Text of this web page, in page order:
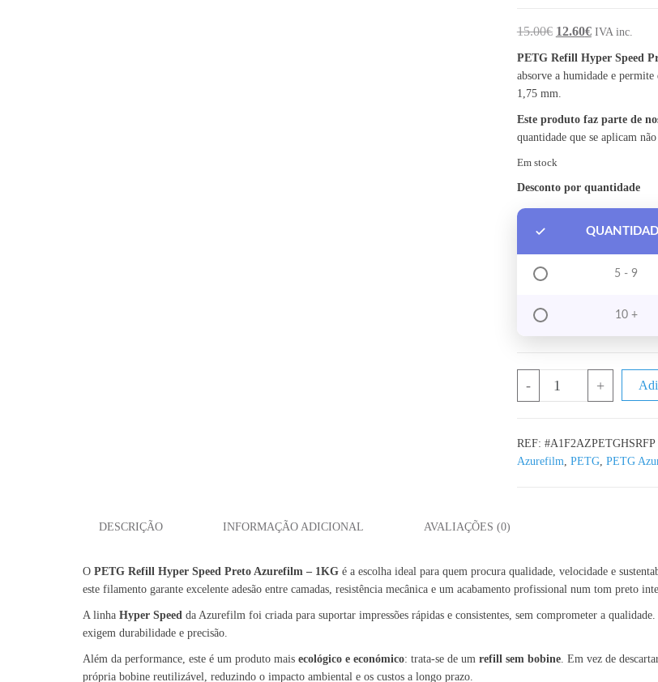
15.00€ O preço original
12.60€O preço
IVA inc.
PETG Refill Hyper Speed
absorve a humidade e
1,75 mm.
Este produto faz parte de
quantidade que se aplicam
Em stock
Desconto por quantidade
5 - 9
10 +
- +
REF: #A1F2AZPETGHSRFP
Azurefilm, PETG, PETG
DESCRIÇÃO INFORMAÇÃO ADICIONAL AVALIAÇÕES (0)
O PETG Refill Hyper Speed Preto Azurefilm – 1KG é a escolha ideal para quem procura qualidade, velocidade e
este filamento garante excelente adesão entre camadas, resistência mecânica e um acabamento profissional num tom preto
A linha Hyper Speed da Azurefilm foi criada para suportar impressões rápidas e consistentes, sem comprometer a
exigem durabilidade e precisão.
Além da performance, este é um produto mais ecológico e económico: trata-se de um refill sem bobine . Em vez de
própria bobine reutilizável, reduzindo o impacto ambiental e os custos a longo prazo.